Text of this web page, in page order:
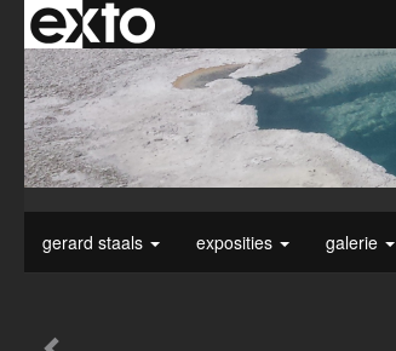
gerard staals exposities galerie